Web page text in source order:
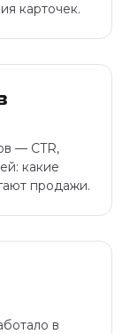
карточек.
— CTR,
какие
продажи.
в